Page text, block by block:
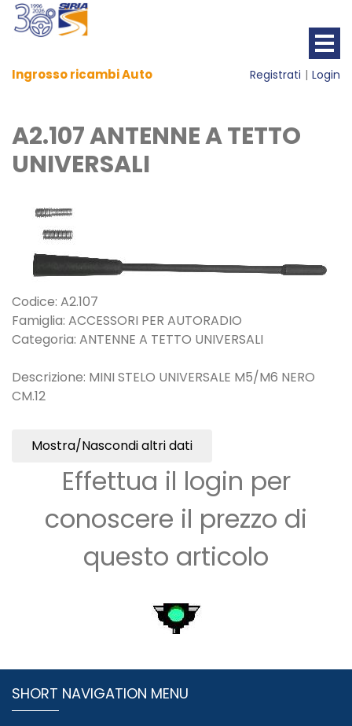
Ingrosso ricambi Auto Registrati Login
A2.107 ANTENNE A TETTO
UNIVERSALI
Codice: A2.107
Famiglia: ACCESSORI PER AUTORADIO
Categoria: ANTENNE A TETTO UNIVERSALI
Descrizione: MINI STELO UNIVERSALE M5/M6 NERO
CM.12
Mostra/Nascondi altri dati
Effettua il login per
conoscere il prezzo di
questo articolo
SHORT NAVIGATION MENU